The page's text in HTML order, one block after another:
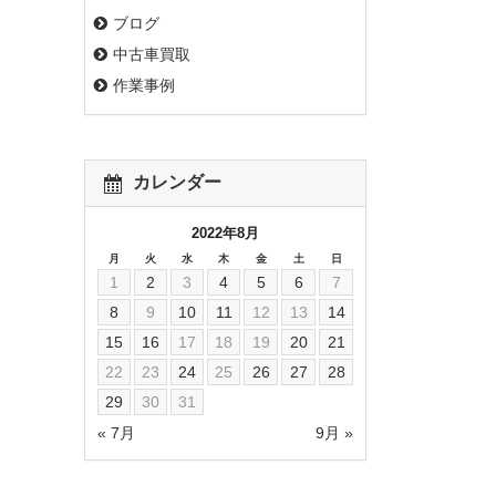
ブログ
中古車買取
作業事例
カレンダー
2022年8月
月 火 水 木 金 土 日
« 7月 9月 »
1 2 3 4 5 6
7
8
9 10 11 12 13
14
15
16 17 18 19 20
21
22
23 24 25 26 27
28
29
30 31